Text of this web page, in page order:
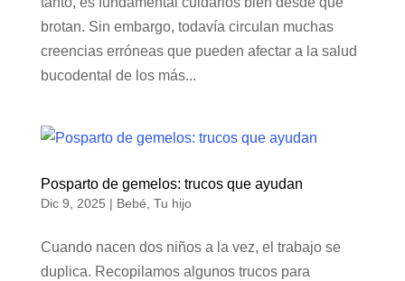
brotan. Sin embargo, todavía circulan muchas
creencias erróneas que pueden afectar a la salud
bucodental de los más...
Posparto de gemelos: trucos que ayudan
Dic 9, 2025 | Bebé, Tu hijo
Cuando nacen dos niños a la vez, el trabajo se
duplica. Recopilamos algunos trucos para